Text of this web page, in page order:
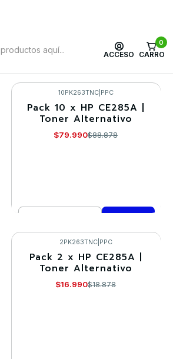
ACCESO
0
CARRO
-10%
10PK263TNC| PPC
Pack 10 x HP CE285A |
Toner Alternativo
$79.990$88.878
Comprar ahora
-10%
2PK263TNC| PPC
Pack 2 x HP CE285A |
Toner Alternativo
$16.990$18.878